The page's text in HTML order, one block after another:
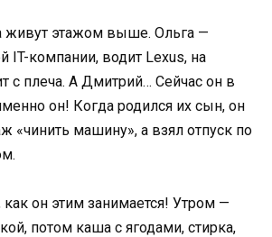
живут этажом выше. Ольга —
IT-компании, водит Lexus, на
с плеча. А Дмитрий… Сейчас он в
он! Когда родился их сын, он
«чинить машину», а взял отпуск по
он этим занимается! Утром —
потом каша с ягодами, стирка,